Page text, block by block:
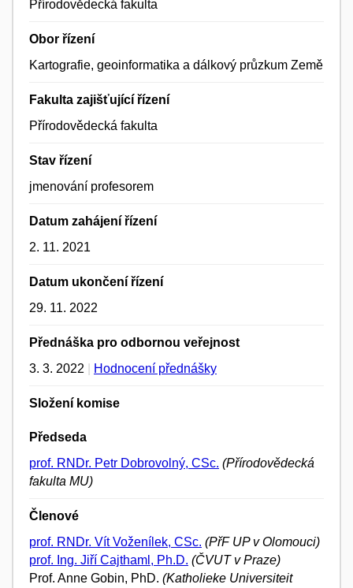
Přírodovědecká fakulta
Obor řízení
Kartografie, geoinformatika a dálkový průzkum Země
Fakulta zajišťující řízení
Přírodovědecká fakulta
Stav řízení
jmenování profesorem
Datum zahájení řízení
2. 11. 2021
Datum ukončení řízení
29. 11. 2022
Přednáška pro odbornou veřejnost
3. 3. 2022
Hodnocení přednášky
Složení komise
Předseda
prof. RNDr. Petr Dobrovolný, CSc. (Přírodovědecká
fakulta MU)
Členové
prof. RNDr. Vít Voženílek, CSc. (PřF UP v Olomouci)
prof. Ing. Jiří Cajthaml, Ph.D. (ČVUT v Praze)
Prof. Anne Gobin, PhD. (Katholieke Universiteit